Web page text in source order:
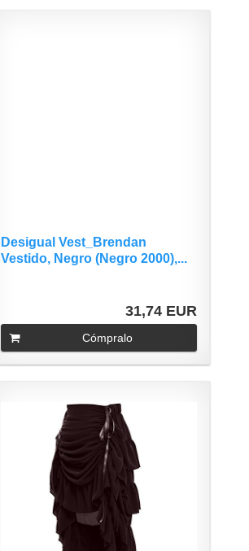
Desigual Vest_Brendan
Vestido, Negro (Negro 2000),...
31,74 EUR
Cómpralo